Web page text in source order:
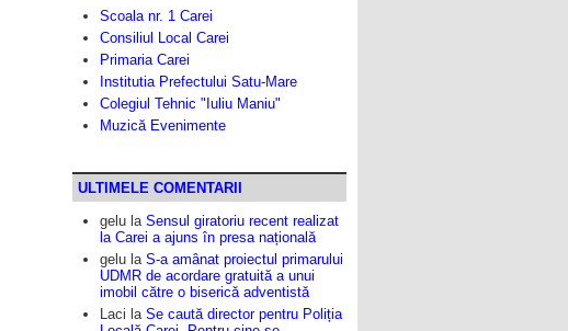
Scoala nr. 1 Carei
Consiliul Local Carei
Primaria Carei
Institutia Prefectului Satu-Mare
Colegiul Tehnic "Iuliu Maniu"
Muzică Evenimente
ULTIMELE COMENTARII
gelu la Sensul giratoriu recent realizat
la Carei a ajuns în presa națională
gelu la S-a amânat proiectul primarului
UDMR de acordare gratuită a unui
imobil către o biserică adventistă
Laci la Se caută director pentru Poliția